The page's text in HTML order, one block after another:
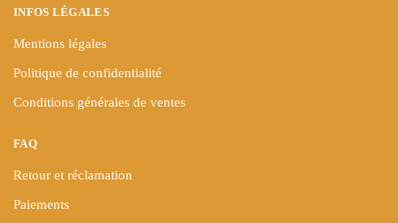
INFOS LÉGALES
Mentions légales
Politique de confidentialité
Conditions générales de ventes
FAQ
Retour et réclamation
Paiements